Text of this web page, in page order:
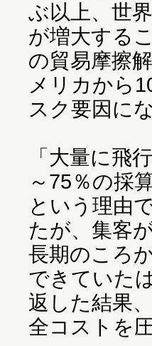
ぶ以上、世
が増大する
の貿易摩擦
メリカから
スク要因に
「大量に飛
～75％の採
という理由
たが、集客
長期のころ
できていた
返した結果
全コストを